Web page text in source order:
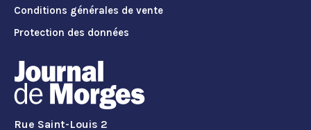
Conditions générales de vente
Protection des données
Rue Saint-Louis 2